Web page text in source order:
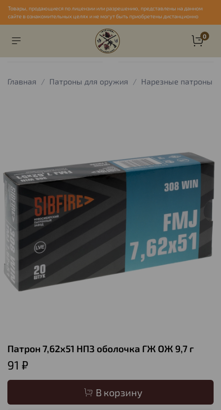
Товары, продающиеся по лицензии или разрешению, представлены на данном
сайте в ознакомительных целях и не могут быть приобретены дистанционно
0
Главная Патроны для оружия Нарезные патроны
Патрон 7,62х51 НПЗ оболочка ГЖ ОЖ 9,7 г
91 ₽
В корзину